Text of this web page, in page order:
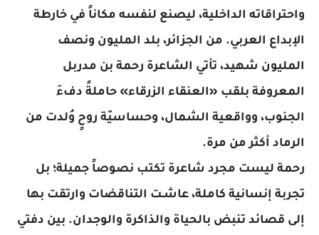
واحتراقاته الداخلية، ليصنع لنفسه مكاناً في خارطة
الإبداع العربي. من الجزائر، بلد المليون ونصف
المليون شهيد، تأتي الشاعرة رحمة بن مدربل
المعروفة بلقب «العنقاء الزرقاء» حاملةً دفءَ
الجنوب، وواقعية الشمال، وحساسيّة روحٍ وُلدت من
الرماد أكثر من مرة.
رحمة ليست مجرد شاعرة تكتب نصوصاً جميلة؛ بل
تجربة إنسانية كاملة، عاشـت التناقضات وارتقت بها
إلى قصائد تنبض بالحياة والذاكرة والوجدان. بين دفتي